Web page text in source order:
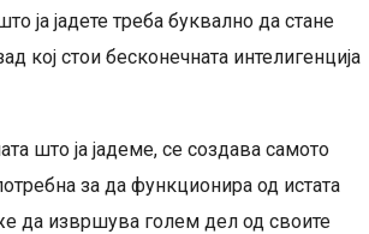
ја јадете треба буквално да стане
кој стои бесконечната интелигенција
што ја јадеме, се создава самото
за да функционира од истата
да извршува голем дел од своите